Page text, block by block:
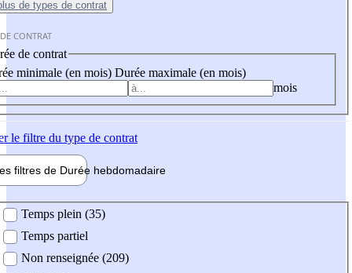
de types de contrat
CONTRAT
de contrat
minimale (en mois) Durée maximale (en mois)
mois
le filtre du type de contrat
filtres de Durée hebdomadaire
Temps plein (35)
Temps partiel
Non renseignée (209)